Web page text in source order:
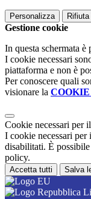
Personalizza
Gestione cookie
In questa schermata
I cookie necessari
piattaforma e non è
Per conoscere quali
visionare la
Cookie necessari per
I cookie necessari per
disabilitati. È
policy.
Accetta tutti Salva